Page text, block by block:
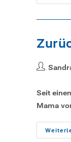
Seit
Mama